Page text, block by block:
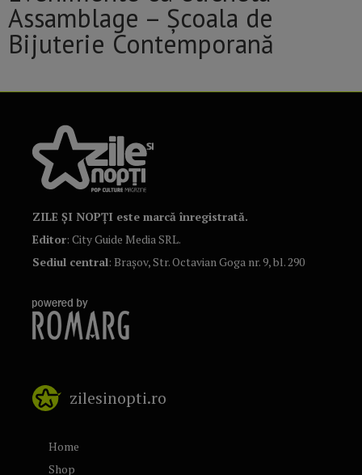
Assamblage – Școala de
Bijuterie Contemporană
ZILE ȘI NOPȚI este marcă înregistrată.
Editor: City Guide Media SRL.
Sediul central: Brașov, Str. Octavian Goga nr. 9, bl. 290
zilesinopti.ro
Home
Shop